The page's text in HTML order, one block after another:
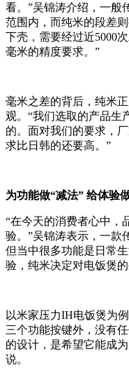
看。”吴锦涛介绍，一般
范围内，而纯米的段差
下壳，需要经过近5000
毫米的精度要求。”
毫米之差的背后，纯米
观。“我们选取的产品生
的。面对我们的要求，
求比日韩的还要高。”
为功能做“减法” 给体验
“在今天的消费者心中，
验。”吴锦涛表示，一款
但当中很多功能是日常
验，纯米决定对电饭煲
以米家压力IH电饭煲为
三个功能按键外，没有
的设计，是希望它能成
说。